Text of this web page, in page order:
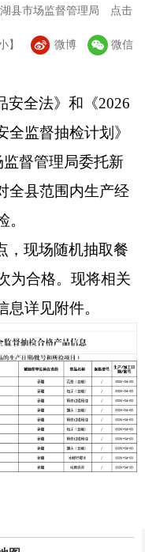
县市场监督管理局
点击
】 微博 微信
安全法》和《2026
监督抽检计划》
监督管理局委托新
全县范围内生产经
，现场随机抽取餐
为合格。现将相关
详见附件。